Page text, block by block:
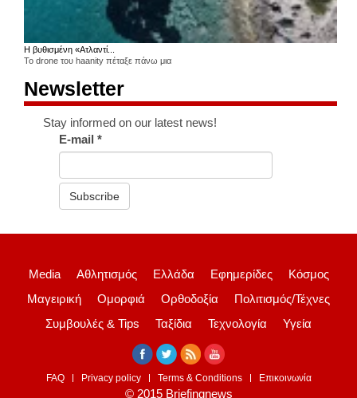
Η βυθισμένη «Ατλαντί...
Το drone του haanity πέταξε πάνω μια
Newsletter
Stay informed on our latest news!
E-mail*
Subscribe
Media Αθλητισμός Ελλάδα Εφημερίδες
Κόσμος
Μαγειρική
Ομορφιά Ορθοδοξία
Πολιτισμός/Τέχνες
Συμβουλές & Tips
Ταξίδια Τεχνολογία Υγεία
FAQ Privacy policy Terms & Conditions Επικοινωνία
© 2015 Briefingnews